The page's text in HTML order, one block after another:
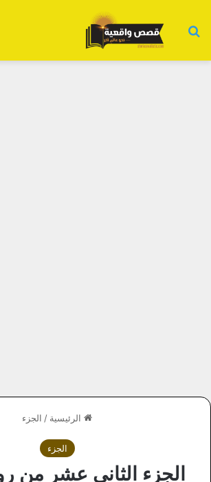
بحث عن
الرئيسية / الجزء
الجزء
الجزء الثاني عشر من